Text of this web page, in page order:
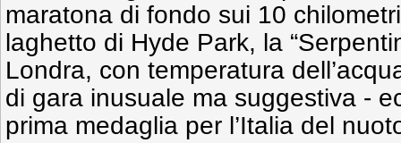
maratona di fondo sui 10
laghetto di Hyde Park, la
Londra, con temperatura
di gara inusuale ma suggestiva -
prima medaglia per l’Italia del